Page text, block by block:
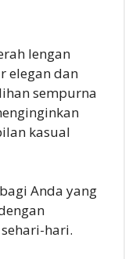
lengan
elegan dan
sempurna
kasual
Anda yang
hari.